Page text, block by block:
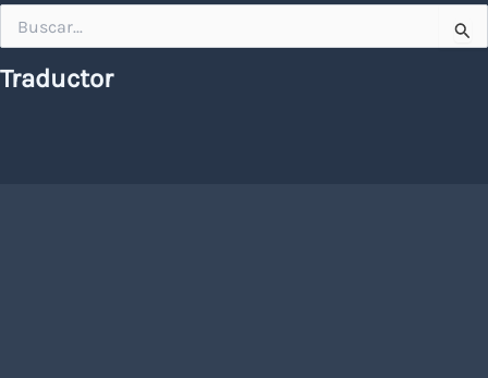
por:
Traductor